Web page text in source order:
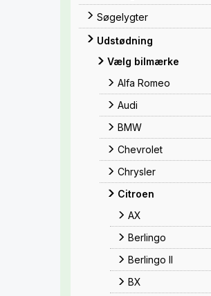
Søgelygter
Udstødning
Vælg bilmærke
Alfa Romeo
Audi
BMW
Chevrolet
Chrysler
Citroen
AX
Berlingo
Berlingo II
BX